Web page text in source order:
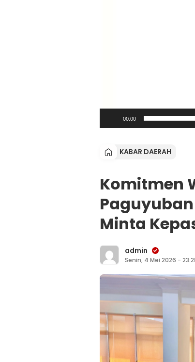
00:00
KABAR DAERAH
Komitmen
Minta
admin
Senin, 4 Mei 2026 -